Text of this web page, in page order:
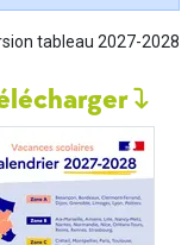
tableau 2027-2028